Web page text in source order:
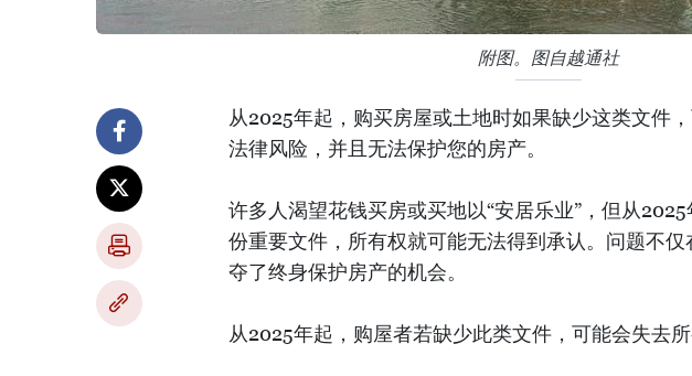
附图。图自越通社
从2025年起，购买房屋或土地时如果缺少这类文件
法律风险，并且无法保护您的房产。
许多人渴望花钱买房或买地以“安居乐业”，但从
份重要文件，所有权就可能无法得到承认。问题不
夺了终身保护房产的机会。
从2025年起，购屋者若缺少此类文件，可能会失去